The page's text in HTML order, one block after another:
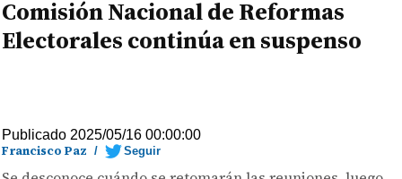
Comisión Nacional de Reformas
Electorales continúa en suspenso
Publicado 2025/05/16 00:00:00
Francisco Paz / Seguir